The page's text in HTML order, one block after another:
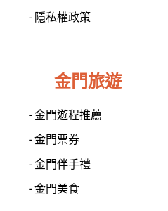
- 隱私權政策
金門旅遊
- 金門遊程推薦
- 金門票券
- 金門伴手禮
- 金門美食